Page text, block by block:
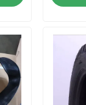
del
della via